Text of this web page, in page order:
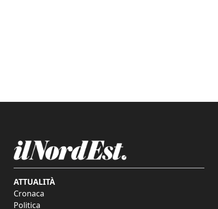
ATTUALITÀ
Cronaca
Politica